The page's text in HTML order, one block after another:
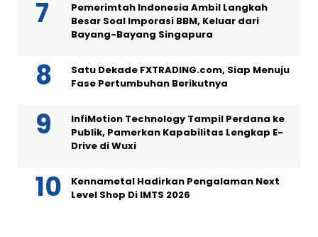
Pemerimtah Indonesia Ambil Langkah
Besar Soal Imporasi BBM, Keluar dari
Bayang-Bayang Singapura
Satu Dekade FXTRADING.com, Siap Menuju
Fase Pertumbuhan Berikutnya
InfiMotion Technology Tampil Perdana ke
Publik, Pamerkan Kapabilitas Lengkap E-
Drive di Wuxi
Kennametal Hadirkan Pengalaman Next
Level Shop Di IMTS 2026